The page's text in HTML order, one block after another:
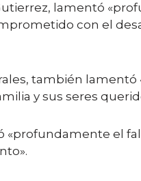
lamentó
con el
también
y sus seres
«profundamente el